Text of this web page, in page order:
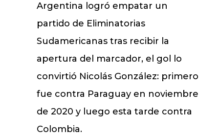
Argentina logró empatar un
partido de Eliminatorias
Sudamericanas tras recibir la
apertura del marcador, el gol lo
convirtió Nicolás González: primero
fue contra Paraguay en noviembre
de 2020 y luego esta tarde contra
Colombia.